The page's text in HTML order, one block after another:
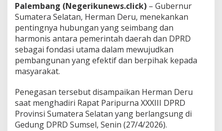
l
a
n
c
a
F
o
n
d
a
Palembang (Negerikunews.click) – Gubernur
Sumatera Selatan, Herman Deru, menekankan
pentingnya hubungan yang seimbang dan
harmonis antara pemerintah daerah dan DPRD
sebagai fondasi utama dalam mewujudkan
pembangunan yang efektif dan berpihak kepada
masyarakat.
Penegasan tersebut disampaikan Herman Deru
saat menghadiri Rapat Paripurna XXXIII DPRD
Provinsi Sumatera Selatan yang berlangsung di
Gedung DPRD Sumsel, Senin (27/4/2026).